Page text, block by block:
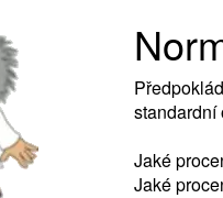
standardní
Jaké
Jaké